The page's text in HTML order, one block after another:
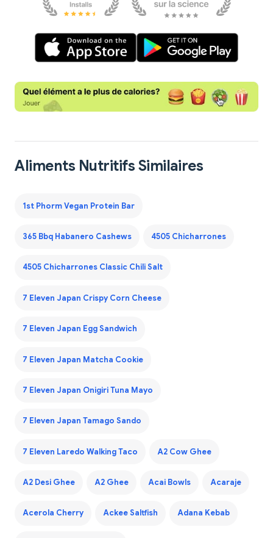
Aliments Nutritifs Similaires
1st Phorm Vegan Protein Bar
365 Bbq Habanero Cashews 4505 Chicharrones
4505 Chicharrones Classic Chili Salt
7 Eleven Japan Crispy Corn Cheese
7 Eleven Japan Egg Sandwich
7 Eleven Japan Matcha Cookie
7 Eleven Japan Onigiri Tuna Mayo
7 Eleven Japan Tamago Sando
7 Eleven Laredo Walking Taco A2 Cow Ghee
A2 Desi Ghee A2 Ghee Acai Bowls Acaraje
Acerola Cherry Ackee Saltfish Adana Kebab